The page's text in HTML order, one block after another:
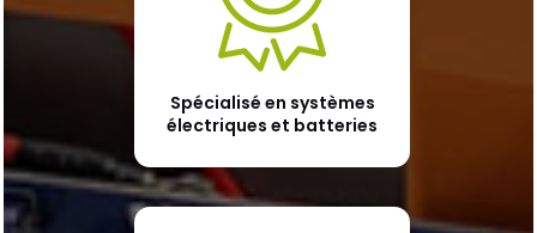
Spécialisé en systèmes
électriques et batteries